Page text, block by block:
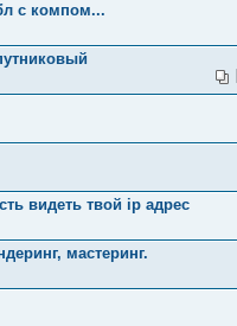
с компом...
видеть твой ip адрес
мастеринг.